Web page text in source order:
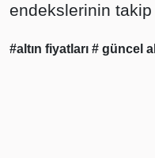
endekslerinin
#altın fiyatları # güncel